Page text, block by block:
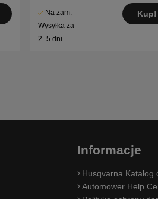
Na zam.
Wysyłka za
2–5 dni
Kup!
Informacje
Husqvarna Katalog
Automower Help